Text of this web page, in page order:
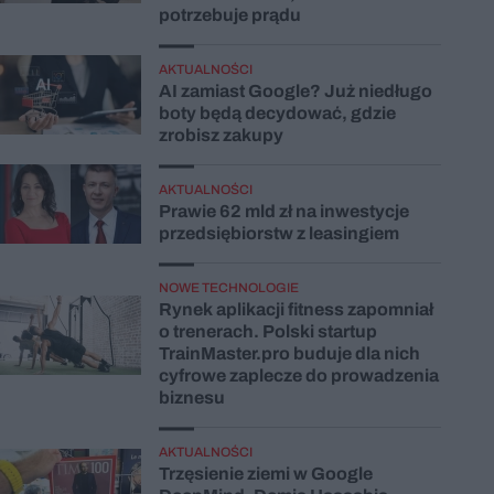
potrzebuje prądu
AKTUALNOŚCI
AI zamiast Google? Już niedługo
boty będą decydować, gdzie
zrobisz zakupy
AKTUALNOŚCI
Prawie 62 mld zł na inwestycje
przedsiębiorstw z leasingiem
NOWE TECHNOLOGIE
Rynek aplikacji fitness zapomniał
o trenerach. Polski startup
TrainMaster.pro buduje dla nich
cyfrowe zaplecze do prowadzenia
biznesu
AKTUALNOŚCI
Trzęsienie ziemi w Google